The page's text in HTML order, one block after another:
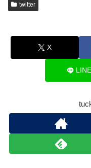
twitter
X
LINE